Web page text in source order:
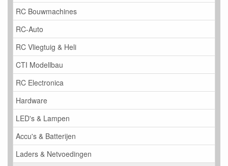
RC Bouwmachines
RC-Auto
RC Vliegtuig & Heli
CTI Modellbau
RC Electronica
Hardware
LED's & Lampen
Accu's & Batterijen
Laders & Netvoedingen